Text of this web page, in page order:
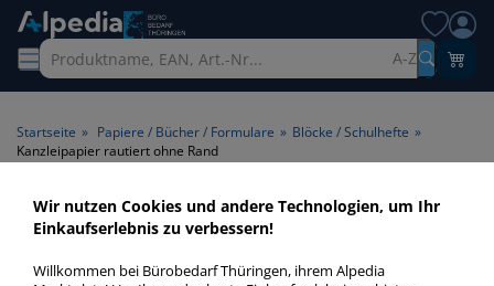
A-Z
Startseite » Papiere / Bücher / Formulare » Blöcke / Schulhefte »
Kanzleipapier rautiert ohne Rand
Kanzleipapier rautiert ohne
Rand > Lineatur rautiert ohne
Wir nutzen Cookies und andere Technologien, um Ihr
Einkaufserlebnis zu verbessern!
Willkommen bei Bürobedarf Thüringen, ihrem Alpedia